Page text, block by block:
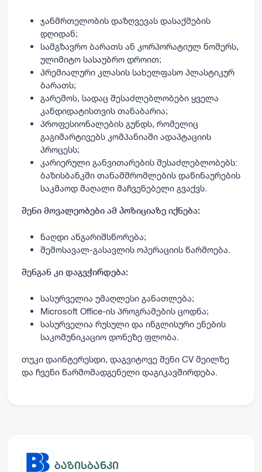
ჯანმრთელობის დაზღვევას დასაქმების
დღიდან;
სამგზავრო ბარათს ან კორპორატიულ ნომერს,
ულიმიტო სასაუბრო დროით;
პრემიალური კლასის სახელფასო პლასტიკურ
ბარათს;
გარემოს, სადაც შესაძლებლობები ყველა
კანდიდატისთვის თანაბარია;
პროფესიონალების გუნდს, რომელიც
გაგიმარტივებს კომპანიაში ადაპტაციის
პროცესს;
კარიერული განვითარების შესაძლებლობებს:
ბაზისბანკში თანამშრომლების დაწინაურების
საკმაოდ მაღალი მაჩვენებელი გვაქვს.
შენი მოვალეობები ამ პოზიციაზე იქნება:
ნაღდი ანგარიშსწორება;
შემოსავალ-გასავლის ოპერაციის წარმოება.
შენგან კი დაგვჭირდება:
სასურველია უმაღლესი განათლება;
Microsoft Office-ის პროგრამების ცოდნა;
სასურველია რუსული და ინგლისური ენების
საკომუნიკაციო დონეზე ფლობა.
თუკი დაინტერესდი, დაგვიტოვე შენი CV მეილზე
და ჩვენი წარმომადგენელი დაგიკავშირდება.
ბაზისბანკი